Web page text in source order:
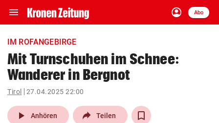
menu Navigation
ein-/ausklappen
account_circle
Anmelden
Abo
close Schließen
account_circle Anmelden
pin_drop
Wien arrow_right
IM ROFANGEBIRGE
Mit Turnschuhen im Schnee:
Wanderer in Bergnot
Tirol 27.04.2025 22:00
play_arrow Anhören Teilen